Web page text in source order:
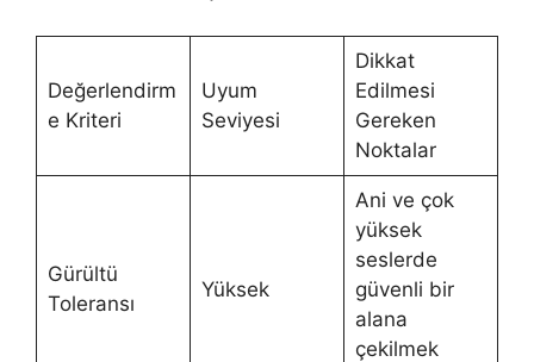
Değerlendirm
e Kriteri
Uyum
Seviyesi
Dikkat
Edilmesi
Gereken
Noktalar
Gürültü
Toleransı
Yüksek
Ani ve çok
yüksek
seslerde
güvenli bir
alana
çekilmek